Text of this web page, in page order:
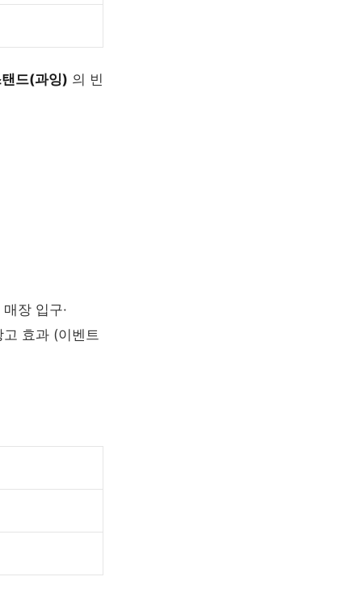
드(과잉) 의 빈
장 입구·
효과 (이벤트